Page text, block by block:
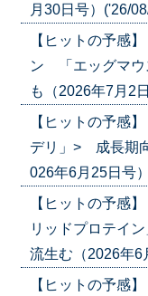
月30日号）('26/
【ヒットの予感
ン 「エッグマウ
も（2026年7月2
【ヒットの予感
デリ」> 成長期
026年6月25日号
【ヒットの予感
リッドプロテイ
流生む（2026年6
【ヒットの予感